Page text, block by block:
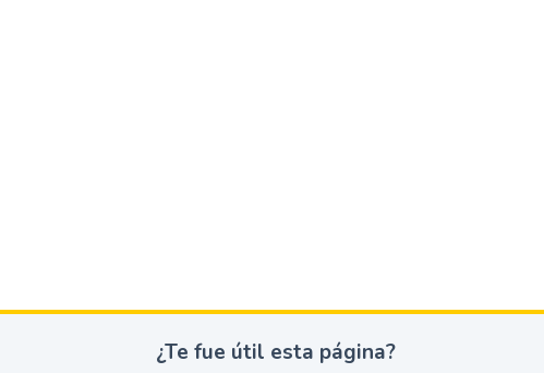
¿
¿Te fue útil esta página?